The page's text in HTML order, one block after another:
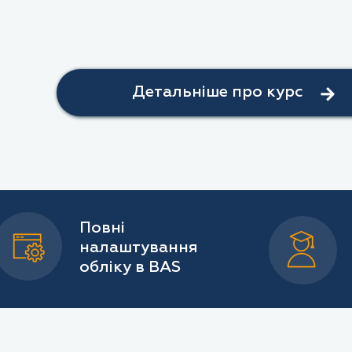
Детальніше про курс
Повні
налаштування
обліку в BAS